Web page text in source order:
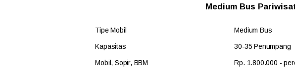
Medium Bus
Tipe Mobil Medium Bus
Kapasitas 30-35 Penumpang
Mobil, Sopir, BBM Rp. 1.800.000 -